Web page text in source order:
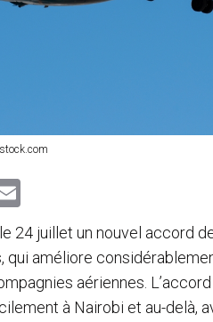
i
l
24 juillet un nouvel accord
qui améliore
aériennes.
à Nairobi et au-delà,